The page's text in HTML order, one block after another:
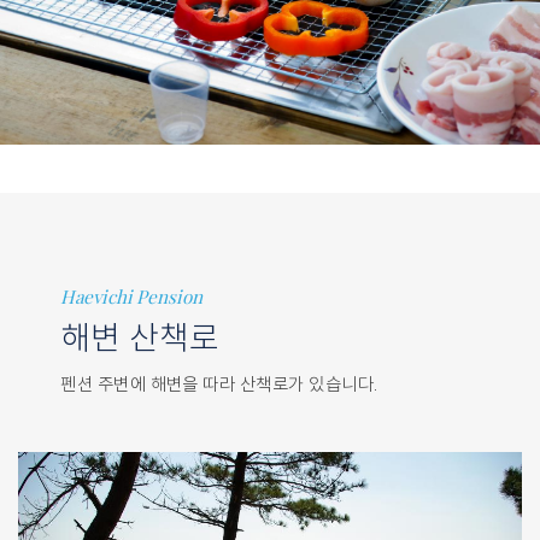
Haevichi Pension
해변 산책로
펜션 주변에 해변을 따라 산책로가 있습니다.